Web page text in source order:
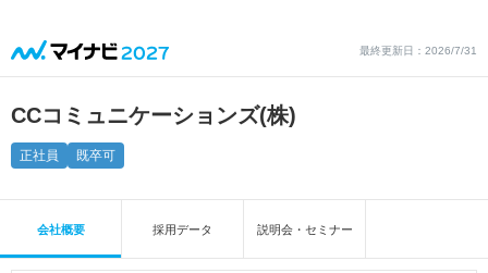
最終更新日：2026/7/31
CCコミュニケーションズ(株)
正社員 既卒可
会社概要 採用データ 説明会・セミナー